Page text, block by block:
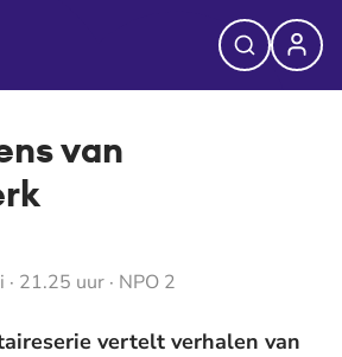
van
21.25 uur · NPO 2
vertelt verhalen van